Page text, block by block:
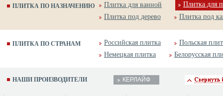
ПЛИТКА ПО НАЗНАЧЕНИЮ Плитка для ванной
Плитка для
Плитка под дерево
Плитка под
ПЛИТКА ПО СТРАНАМ Российская плитка
Польская
Немецкая плитка
Белорусская
НАШИ ПРОИЗВОДИТЕЛИ КЕРЛАЙФ